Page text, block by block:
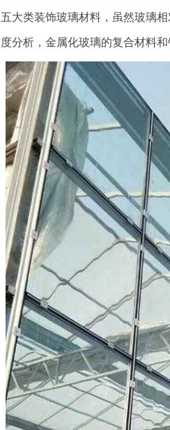
五大类装饰玻璃材料，虽然玻璃
度分析，金属化玻璃的复合材料